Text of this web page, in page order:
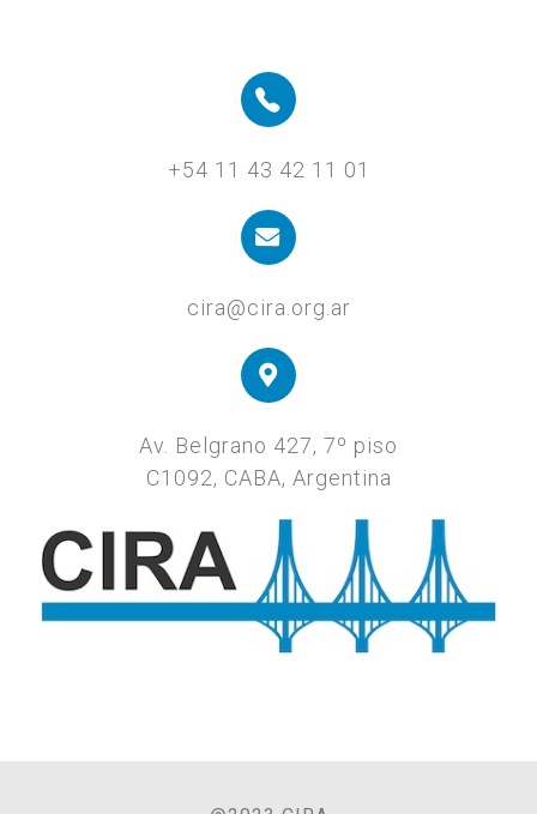
+54 11 43 42 11 01
cira@cira.org.ar
Av. Belgrano 427, 7º piso
C1092, CABA, Argentina